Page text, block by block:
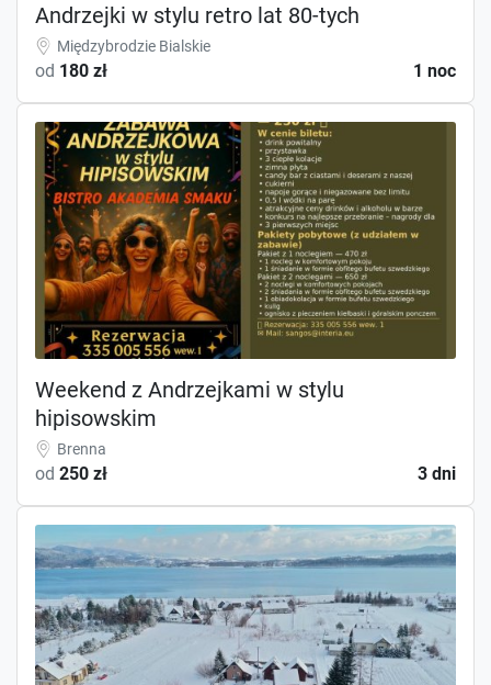
Andrzejki w stylu retro lat 80-tych
Międzybrodzie Bialskie
od 180 zł 1 noc
Weekend z Andrzejkami w stylu
hipisowskim
Brenna
od 250 zł 3 dni